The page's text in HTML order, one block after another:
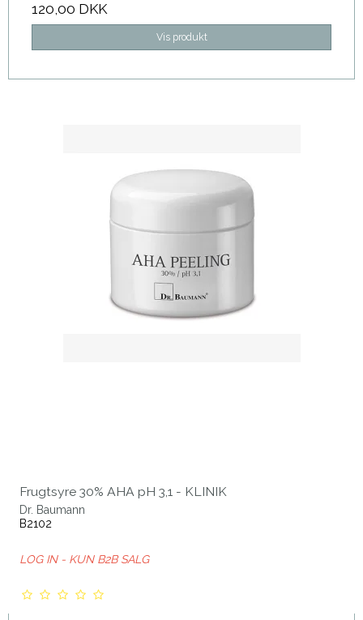
120,00 DKK
Vis produkt
Frugtsyre 30% AHA pH 3,1 - KLINIK
Dr. Baumann
B2102
LOG IN - KUN B2B SALG